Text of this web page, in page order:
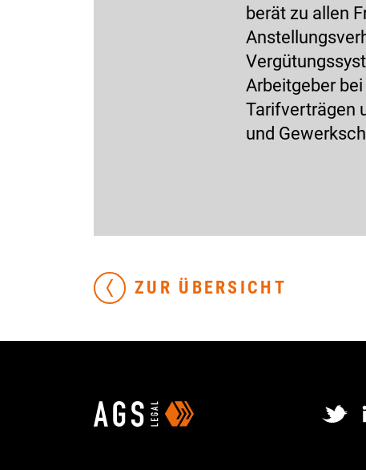
berät zu allen
Arbeitgeber
Tarifverträgen
und
ZUR ÜBERSICHT